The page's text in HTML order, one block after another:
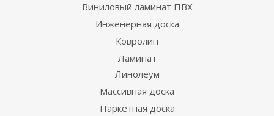
Виниловый ламинат ПВХ
Инженерная доска
Ковролин
Ламинат
Линолеум
Массивная доска
Паркетная доска